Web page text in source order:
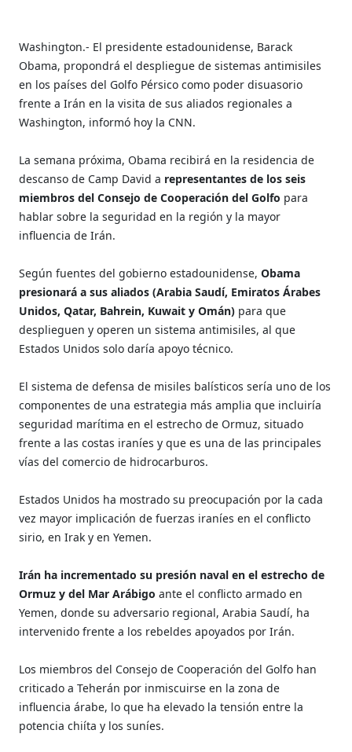
Washington.- El presidente estadounidense, Barack
Obama, propondrá el despliegue de sistemas antimisiles
en los países del Golfo Pérsico como poder disuasorio
frente a Irán en la visita de sus aliados regionales a
Washington, informó hoy la CNN.
La semana próxima, Obama recibirá en la residencia de
descanso de Camp David a representantes de los seis
miembros del Consejo de Cooperación del Golfo para
hablar sobre la seguridad en la región y la mayor
influencia de Irán.
Según fuentes del gobierno estadounidense,Obama
presionará a sus aliados (Arabia Saudí, Emiratos Árabes
Unidos, Qatar, Bahrein, Kuwait y Omán) para que
desplieguen y operen un sistema antimisiles, al que
Estados Unidos solo daría apoyo técnico.
El sistema de defensa de misiles balísticos sería uno de los
componentes de una estrategia más amplia que incluiría
seguridad marítima en el estrecho de Ormuz, situado
frente a las costas iraníes y que es una de las principales
vías del comercio de hidrocarburos.
Estados Unidos ha mostrado su preocupación por la cada
vez mayor implicación de fuerzas iraníes en el conflicto
sirio, en Irak y en Yemen.
Irán ha incrementado su presión naval en el estrecho de
Ormuz y del Mar Arábigo ante el conflicto armado en
Yemen, donde su adversario regional, Arabia Saudí, ha
intervenido frente a los rebeldes apoyados por Irán.
Los miembros del Consejo de Cooperación del Golfo han
criticado a Teherán por inmiscuirse en la zona de
influencia árabe, lo que ha elevado la tensión entre la
potencia chiíta y los suníes.